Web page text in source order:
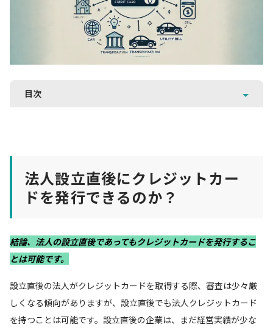
目次
法人設立直後にクレジットカー
ドを発行できるのか？
結論、法人の設立直後であってもクレジットカードを発行するこ
とは可能です。
設立直後の法人がクレジットカードを取得する際、審査は少々厳
しくなる傾向がありますが、設立直後でも法人クレジットカード
を持つことは可能です。設立直後の企業は、まだ経営実績が少な